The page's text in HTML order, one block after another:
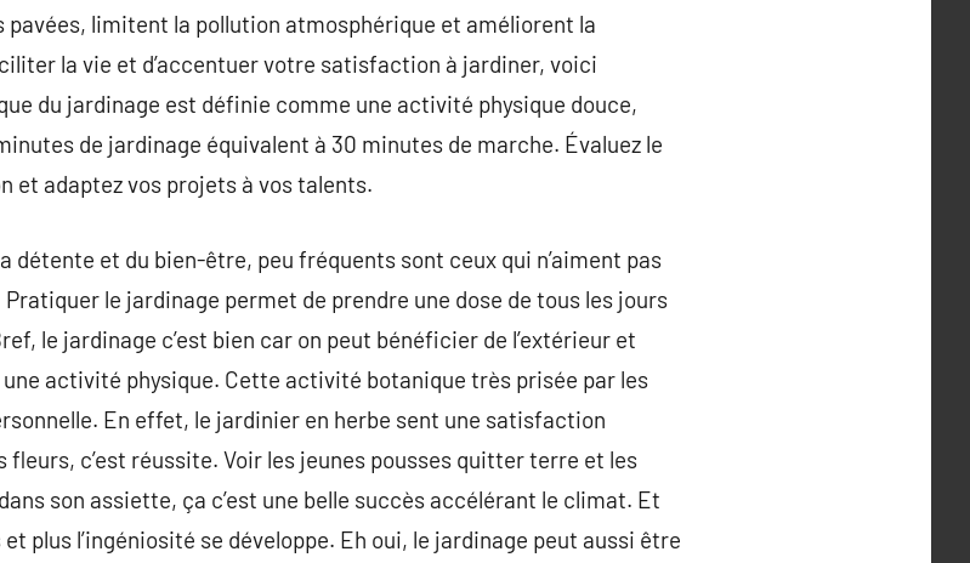
pavées, limitent la pollution atmosphérique et améliorent la
la vie et d’accentuer votre satisfaction à jardiner, voici
du jardinage est définie comme une activité physique douce,
de jardinage équivalent à 30 minutes de marche. Évaluez le
et adaptez vos projets à vos talents.
détente et du bien-être, peu fréquents sont ceux qui n’aiment pas
le jardinage permet de prendre une dose de tous les jours
le jardinage c’est bien car on peut bénéficier de l’extérieur et
une activité physique. Cette activité botanique très prisée par les
En effet, le jardinier en herbe sent une satisfaction
c’est réussite. Voir les jeunes pousses quitter terre et les
son assiette, ça c’est une belle succès accélérant le climat. Et
et plus l’ingéniosité se développe. Eh oui, le jardinage peut aussi être